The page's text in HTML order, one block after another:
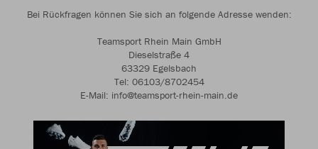
Bei Rückfragen können Sie sich an folgende Adresse wenden:
Teamsport Rhein Main GmbH
Dieselstraße 4
63329 Egelsbach
Tel: 06103/8702454
E-Mail: info@teamsport-rhein-main.de